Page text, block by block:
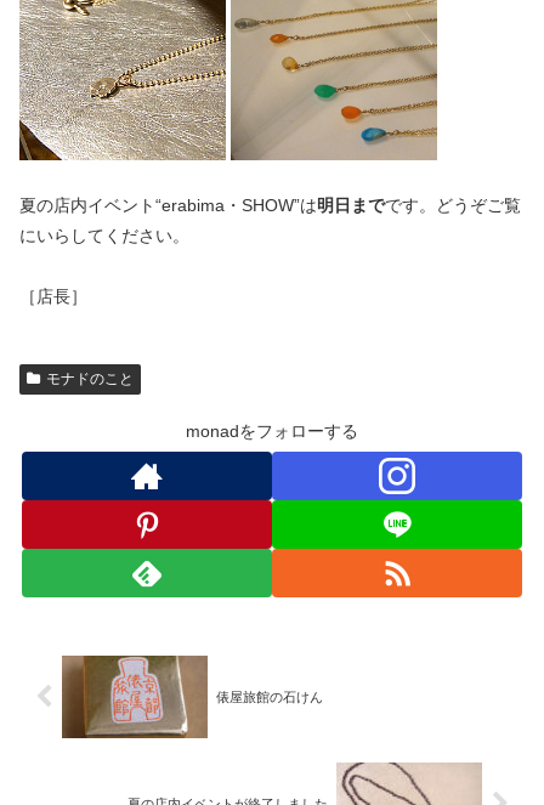
夏の店内イベント“erabima・SHOW”は明日までです。どうぞご覧
にいらしてください。
［店長］
モナドのこと
monadをフォローする
俵屋旅館の石けん